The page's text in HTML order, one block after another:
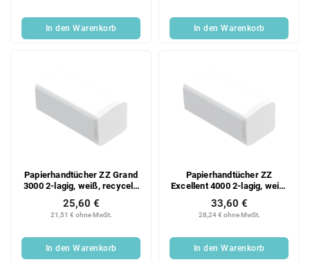
In den Warenkorb In den Warenkorb
Papierhandtücher ZZ Grand
3000 2-lagig, weiß, recycelt,
20x150 Blatt Karton
21,51 € ohne MwSt.
25,60 €
In den Warenkorb
Papierhandtücher ZZ
Excellent 4000 2-lagig, weiß,
Zellstoff, 20x200 Blatt
Karton
28,24 € ohne MwSt.
33,60 €
In den Warenkorb